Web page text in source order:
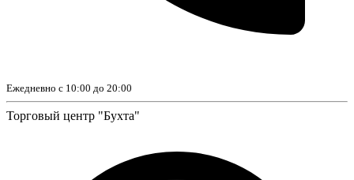
Ежедневно с 10:00 до 20:00
Торговый центр "Бухта"